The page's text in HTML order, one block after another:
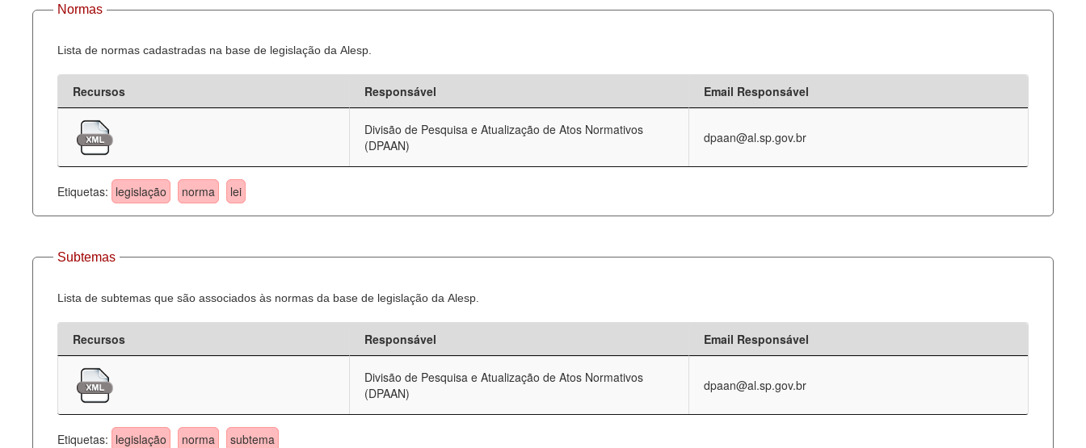
Normas
Lista de normas cadastradas na base de legislação da Alesp.
Recursos Responsável Email Responsável
Divisão de Pesquisa e Atualização de Atos Normativos
(DPAAN)
dpaan@al.sp.gov.br
Etiquetas: legislação norma lei
Subtemas
Lista de subtemas que são associados às normas da base de legislação da Alesp.
Recursos Responsável Email Responsável
Divisão de Pesquisa e Atualização de Atos Normativos
(DPAAN)
dpaan@al.sp.gov.br
Etiquetas: legislação norma subtema